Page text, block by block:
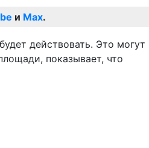
и Max.
действовать. Это могут
показывает, что